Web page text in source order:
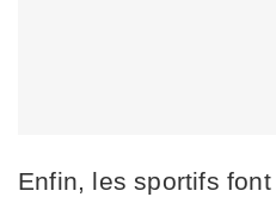
Enfin, les sportifs